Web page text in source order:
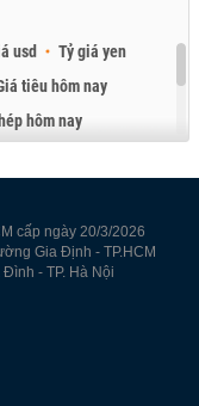
usd
Tỷ giá yen
tiêu hôm nay
hôm nay
cấp ngày 20/3/2026
Gia Định - TP.HCM
- TP. Hà Nội